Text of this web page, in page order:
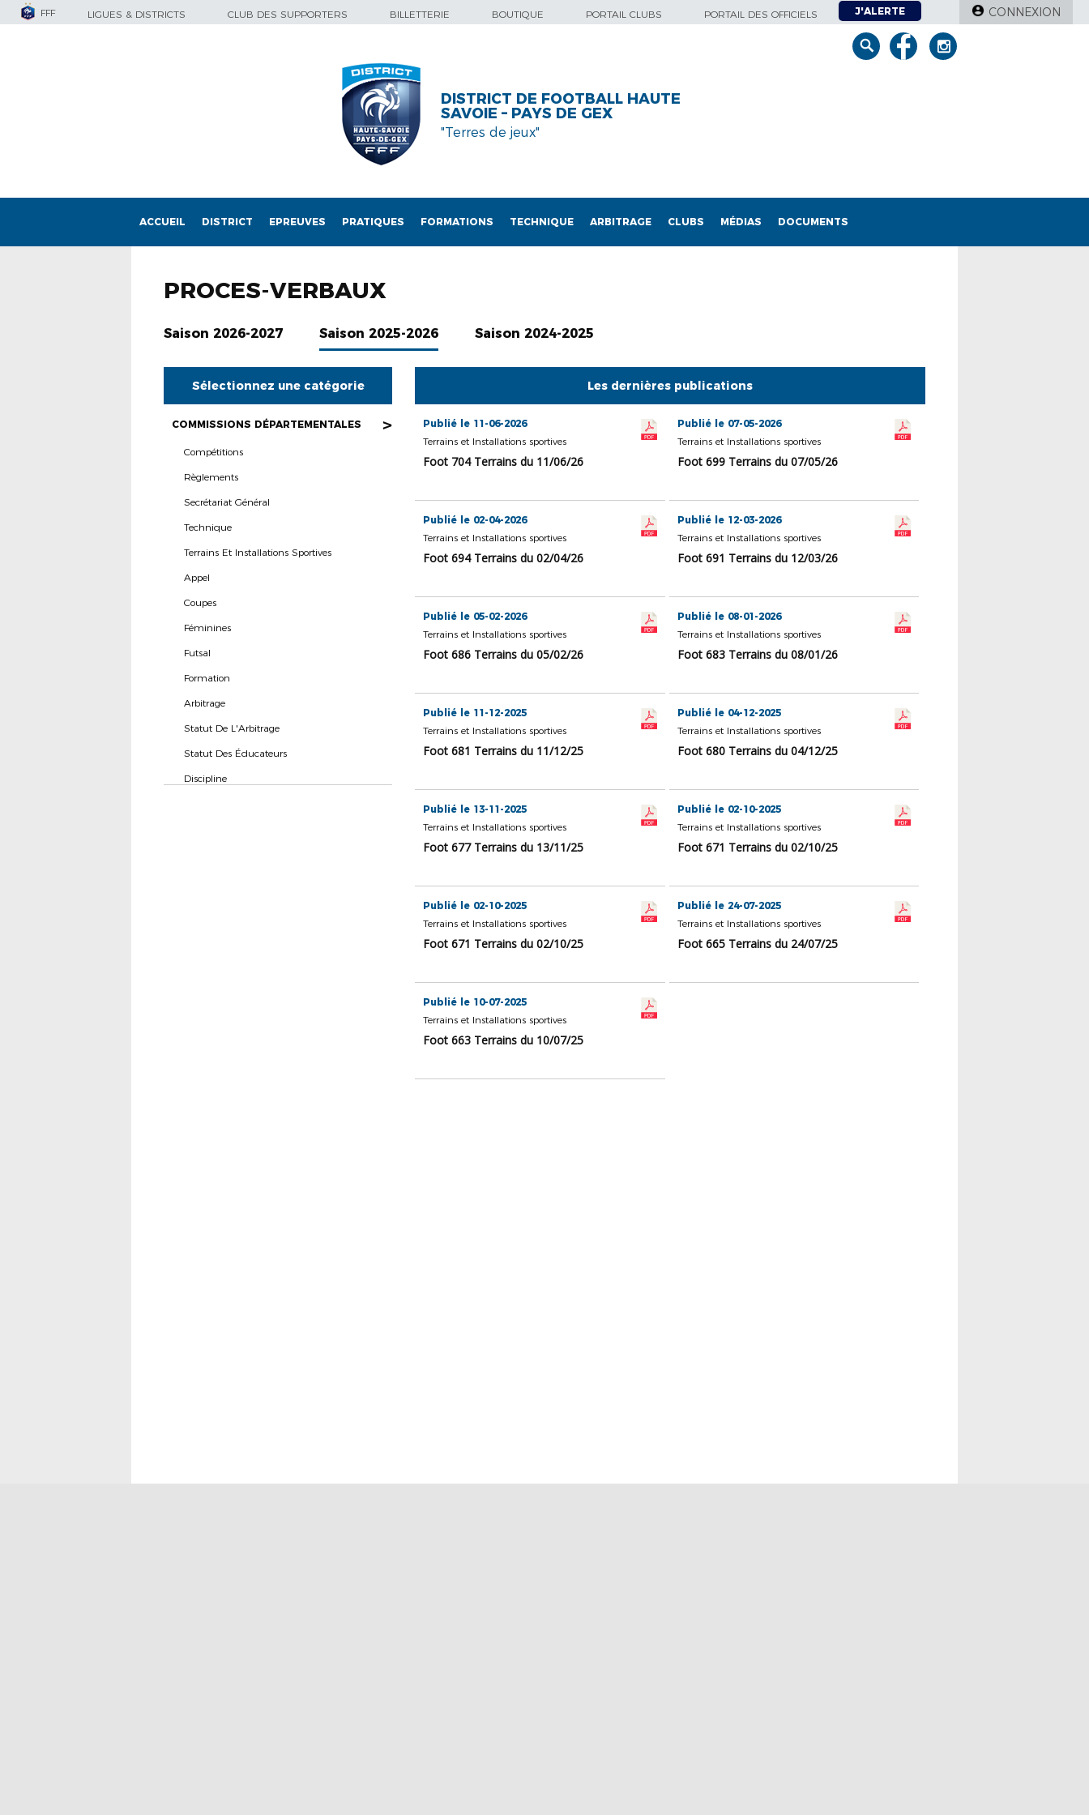
FFF LIGUES & DISTRICTS CLUB DES SUPPORTERS BILLETTERIE BOUTIQUE PORTAIL CLUBS PORTAIL DES OFFICIELS J'ALERTE CONNEXION
DISTRICT DE FOOTBALL HAUTE
SAVOIE – PAYS DE GEX
"Terres de jeux"
ACCUEIL DISTRICT EPREUVES PRATIQUES FORMATIONS TECHNIQUE ARBITRAGE CLUBS MÉDIAS DOCUMENTS
PROCES-VERBAUX
Saison 2026-2027 Saison 2025-2026 Saison 2024-2025
Sélectionnez une catégorie
COMMISSIONS DÉPARTEMENTALES >
Compétitions
Règlements
Secrétariat Général
Technique
Terrains Et Installations Sportives
Appel
Coupes
Féminines
Futsal
Formation
Arbitrage
Statut De L'Arbitrage
Statut Des Éducateurs
Discipline
Les dernières publications
Publié le 11-06-2026
Terrains et Installations sportives
Foot 704 Terrains du 11/06/26
Publié le 07-05-2026
Terrains et Installations sportives
Foot 699 Terrains du 07/05/26
Publié le 02-04-2026
Terrains et Installations sportives
Foot 694 Terrains du 02/04/26
Publié le 12-03-2026
Terrains et Installations sportives
Foot 691 Terrains du 12/03/26
Publié le 05-02-2026
Terrains et Installations sportives
Foot 686 Terrains du 05/02/26
Publié le 08-01-2026
Terrains et Installations sportives
Foot 683 Terrains du 08/01/26
Publié le 11-12-2025
Terrains et Installations sportives
Foot 681 Terrains du 11/12/25
Publié le 04-12-2025
Terrains et Installations sportives
Foot 680 Terrains du 04/12/25
Publié le 13-11-2025
Terrains et Installations sportives
Foot 677 Terrains du 13/11/25
Publié le 02-10-2025
Terrains et Installations sportives
Foot 671 Terrains du 02/10/25
Publié le 02-10-2025
Terrains et Installations sportives
Foot 671 Terrains du 02/10/25
Publié le 24-07-2025
Terrains et Installations sportives
Foot 665 Terrains du 24/07/25
Publié le 10-07-2025
Terrains et Installations sportives
Foot 663 Terrains du 10/07/25